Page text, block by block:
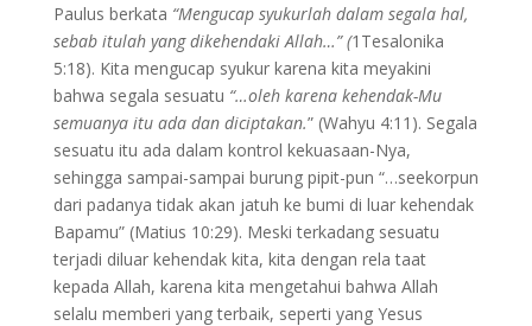
Paulus berkata “Mengucap syukurlah dalam segala hal,
sebab itulah yang dikehendaki Allah…” (1Tesalonika
5:18). Kita mengucap syukur karena kita meyakini
bahwa segala sesuatu “…oleh karena kehendak-Mu
semuanya itu ada dan diciptakan.” (Wahyu 4:11). Segala
sesuatu itu ada dalam kontrol kekuasaan-Nya,
sehingga sampai-sampai burung pipit-pun “…seekorpun
dari padanya tidak akan jatuh ke bumi di luar kehendak
Bapamu” (Matius 10:29). Meski terkadang sesuatu
terjadi diluar kehendak kita, kita dengan rela taat
kepada Allah, karena kita mengetahui bahwa Allah
selalu memberi yang terbaik, seperti yang Yesus